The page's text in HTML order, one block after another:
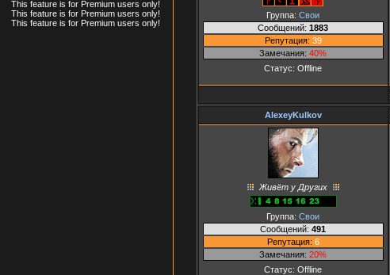
This feature is for Premium users only!
This feature is for Premium users only!
This feature is for Premium users only!
Группа: Свои
Сообщений: 1883
Репутация: 39
Замечания: 40%
Статус: Offline
AlexeyKulkov
Живёт у Других
Группа: Свои
Сообщений: 491
Репутация: 6
Замечания: 20%
Статус: Offline